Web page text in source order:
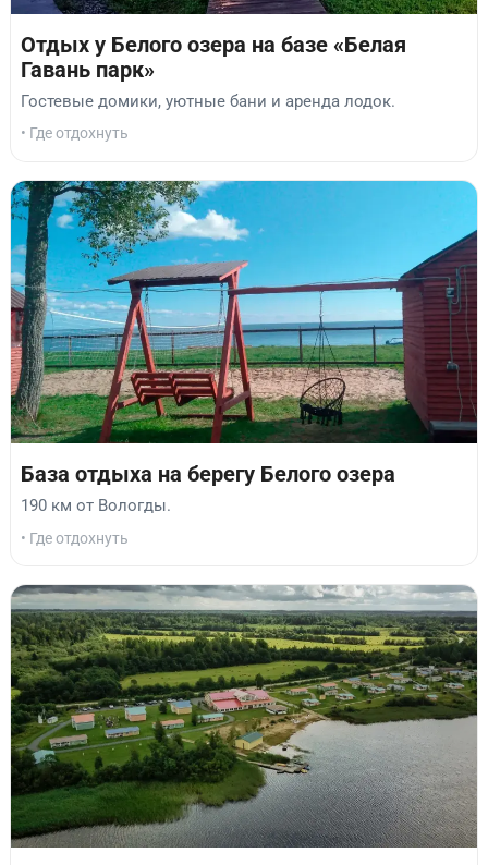
Отдых у Белого озера на базе «Белая
Гавань парк»
Гостевые домики, уютные бани и аренда лодок.
• Где отдохнуть
База отдыха на берегу Белого озера
190 км от Вологды.
• Где отдохнуть